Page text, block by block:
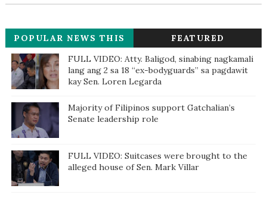
POPULAR NEWS THIS
WEEK
FEATURED
FULL VIDEO: Atty. Baligod, sinabing nagkamali
lang ang 2 sa 18 “ex-bodyguards” sa pagdawit
kay Sen. Loren Legarda
Majority of Filipinos support Gatchalian’s
Senate leadership role
FULL VIDEO: Suitcases were brought to the
alleged house of Sen. Mark Villar